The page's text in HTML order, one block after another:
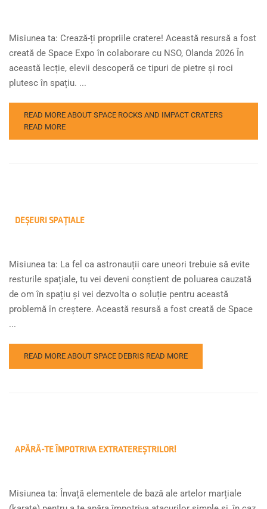
Misiunea ta: Crează-ți propriile cratere! Această resursă a fost
creată de Space Expo în colaborare cu NSO, Olanda 2026 În
această lecție, elevii descoperă ce tipuri de pietre și roci
plutesc în spațiu. ...
READ MORE ABOUT SPACE ROCKS AND IMPACT CRATERS
READ MORE
DEȘEURI SPAȚIALE
Misiunea ta: La fel ca astronauții care uneori trebuie să evite
resturile spațiale, tu vei deveni conștient de poluarea cauzată
de om în spațiu și vei dezvolta o soluție pentru această
problemă în creștere. Această resursă a fost creată de Space
...
READ MORE ABOUT SPACE DEBRIS READ MORE
APĂRĂ-TE ÎMPOTRIVA EXTRATEREȘTRILOR!
Misiunea ta: Învață elementele de bază ale artelor marțiale